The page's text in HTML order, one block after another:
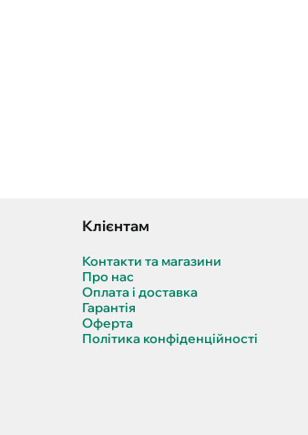
Клієнтам
Контакти та магазини
Про нас
Оплата і доставка
Гарантія
Оферта
Політика конфіденційності